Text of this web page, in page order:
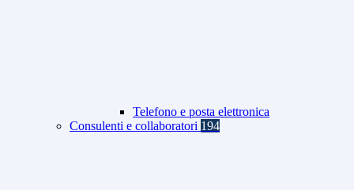
Telefono e posta elettronica
Consulenti e collaboratori 194